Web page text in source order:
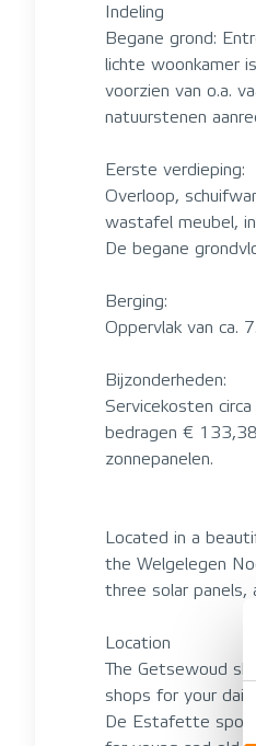
Indeling
Begane grond:
lichte woonkamer
voorzien van o.a.
natuurstenen
Eerste verdieping:
Overloop,
wastafel meubel,
De begane
Berging:
Oppervlak van ca.
Bijzonderheden:
Servicekosten
bedragen €
zonnepanelen.
Located in a
the Welgelegen
three solar
Location
The Getsewoud
shops for your
De Estafette